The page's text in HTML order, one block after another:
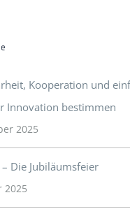
Kooperation und
Innovation bestimmen
2025
– Die Jubiläumsfeier
2025